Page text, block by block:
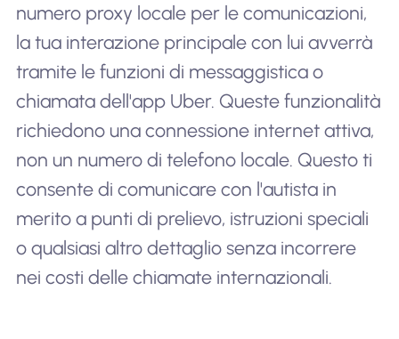
numero proxy locale per le comunicazioni,
la tua interazione principale con lui avverrà
tramite le funzioni di messaggistica o
chiamata dell'app Uber. Queste funzionalità
richiedono una connessione internet attiva,
non un numero di telefono locale. Questo ti
consente di comunicare con l'autista in
merito a punti di prelievo, istruzioni speciali
o qualsiasi altro dettaglio senza incorrere
nei costi delle chiamate internazionali.